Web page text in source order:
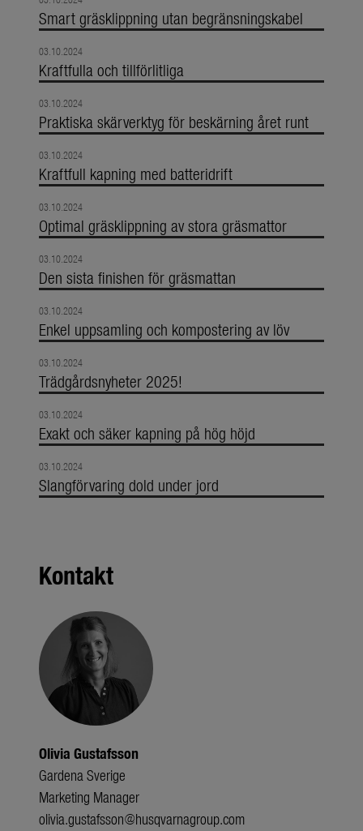
Smart gräsklippning utan begränsningskabel
03.10.2024
Kraftfulla och tillförlitliga
03.10.2024
Praktiska skärverktyg för beskärning året runt
03.10.2024
Kraftfull kapning med batteridrift
03.10.2024
Optimal gräsklippning av stora gräsmattor
03.10.2024
Den sista finishen för gräsmattan
03.10.2024
Enkel uppsamling och kompostering av löv
03.10.2024
Trädgårdsnyheter 2025!
03.10.2024
Exakt och säker kapning på hög höjd
03.10.2024
Slangförvaring dold under jord
Kontakt
Olivia Gustafsson
Gardena Sverige
Marketing Manager
olivia.gustafsson@husqvarnagroup.com